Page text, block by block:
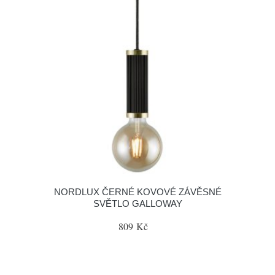
NORDLUX ČERNÉ KOVOVÉ ZÁVĚSNÉ
SVĚTLO GALLOWAY
809 Kč